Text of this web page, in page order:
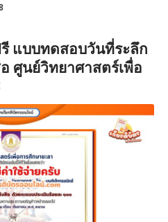
แบบทดสอบวันที่ระลึก
ศูนย์วิทยาศาสตร์เพื่อ